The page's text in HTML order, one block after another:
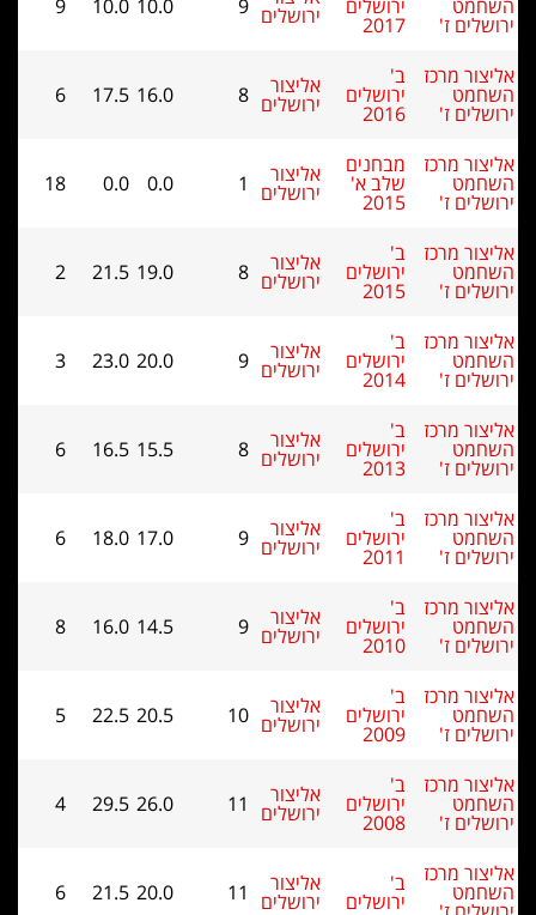
ז'
ירושלים
2017 ירושלים 9
10.0
10.0
9
מרכז
ז'
ב'
ירושלים
2016
אליצור
ירושלים 8
16.0
17.5
6
מרכז
ז'
מבחנים
שלב א'
2015
אליצור
ירושלים 1
0.0
0.0
18
מרכז
ז'
ב'
ירושלים
2015
אליצור
ירושלים 8
19.0
21.5
2
מרכז
ז'
ב'
ירושלים
2014
אליצור
ירושלים 9
20.0
23.0
3
מרכז
ז'
ב'
ירושלים
2013
אליצור
ירושלים 8
15.5
16.5
6
מרכז
ז'
ב'
ירושלים
2011
אליצור
ירושלים 9
17.0
18.0
6
מרכז
ז'
ב'
ירושלים
2010
אליצור
ירושלים 9
14.5
16.0
8
מרכז
ז'
ב'
ירושלים
2009
אליצור
ירושלים 10
20.5
22.5
5
מרכז
ז'
ב'
ירושלים
2008
אליצור
ירושלים 11
26.0
29.5
4
מרכז ב'
ירושלים ירושלים 11
20.0
21.5
6